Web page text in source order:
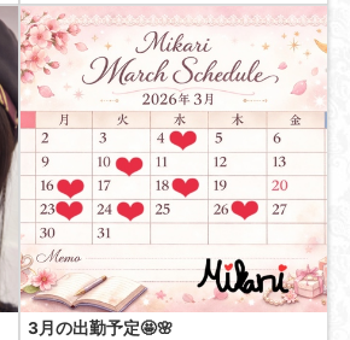
3月の出勤予定🤩🌸